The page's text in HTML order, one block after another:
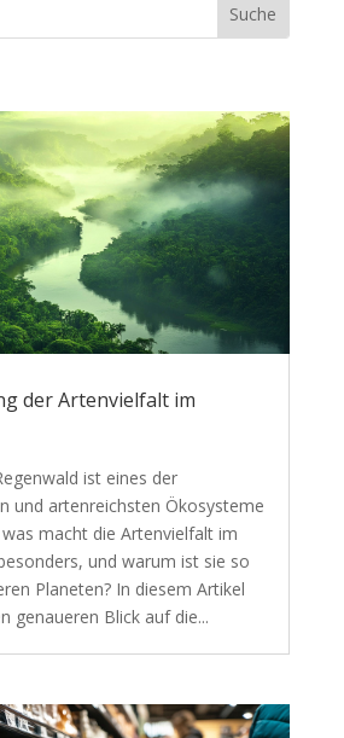
der Artenvielfalt im
ist eines der
und artenreichsten Ökosysteme
macht die Artenvielfalt im
und warum ist sie so
Planeten? In diesem Artikel
genaueren Blick auf die...